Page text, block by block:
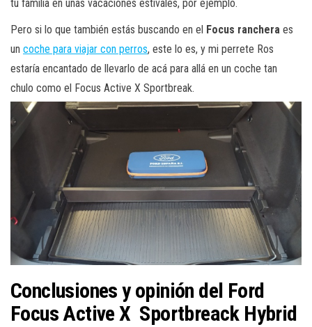
tu familia en unas vacaciones estivales, por ejemplo.
Pero si lo que también estás buscando en el Focus ranchera es
un coche para viajar con perros, este lo es, y mi perrete Ros
estaría encantado de llevarlo de acá para allá en un coche tan
chulo como el Focus Active X Sportbreak.
Conclusiones y opinión del Ford
Focus Active X Sportbreack Hybrid